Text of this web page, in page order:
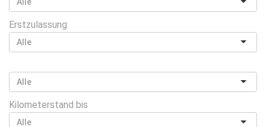
Erstzulassung
Kilometerstand bis